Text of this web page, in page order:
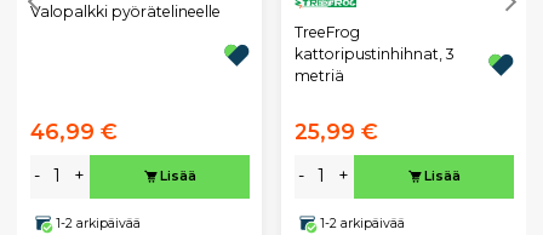
Valopalkki pyörätelineelle
46,99 €
- + Lisää
1-2 arkipäivää
TreeFrog
kattoripustinhihnat, 3
metriä
25,99 €
- + Lisää
1-2 arkipäivää